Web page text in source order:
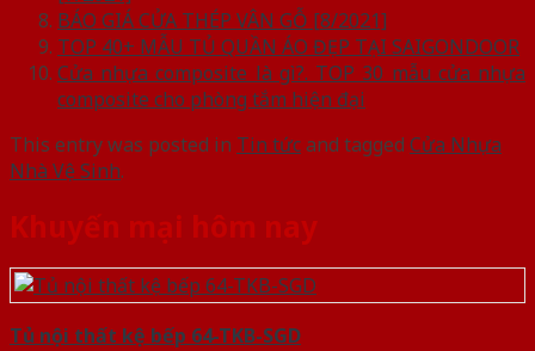
BÁO GIÁ CỬA THÉP VÂN GỖ [8/2021]
TOP 40+ MẪU TỦ QUẦN ÁO ĐẸP TẠI SAIGONDOOR
Cửa nhựa composite là gì?. TOP 30 mẫu cửa nhựa
composite cho phòng tắm hiện đại
This entry was posted in Tin tứcand tagged Cửa Nhựa
Nhà Vệ Sinh.
Khuyến mại hôm nay
Tủ nội thất kệ bếp 64-TKB-SGD